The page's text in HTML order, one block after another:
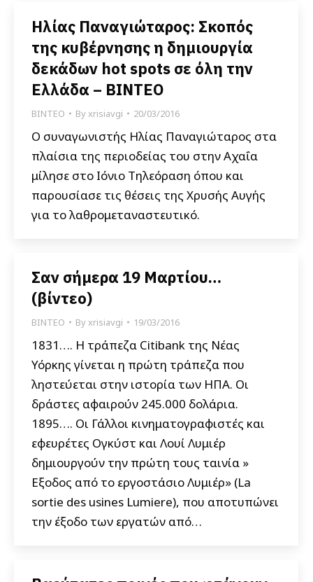
Ηλίας Παναγιώταρος: Σκοπός
της κυβέρνησης η δημιουργία
δεκάδων hot spots σε όλη την
Ελλάδα – BINTEO
ΒΙΝΤΕΟ Byxrisiavgi 20/03/2016
Ο συναγωνιστής Ηλίας Παναγιώταρος στα
πλαίσια της περιοδείας του στην Αχαΐα
μίλησε στο Ιόνιο Τηλεόραση όπου και
παρουσίασε τις θέσεις της Χρυσής Αυγής
για το λαθρομεταναστευτικό.
Σαν σήμερα 19 Μαρτίου…
(βίντεο)
ΒΙΝΤΕΟ Byxrisiavgi 19/03/2016
1831…. Η τράπεζα Citibank της Νέας
Υόρκης γίνεται η πρώτη τράπεζα που
ληστεύεται στην ιστορία των ΗΠΑ. Οι
δράστες αφαιρούν 245.000 δολάρια.
1895…. Οι Γάλλοι κινηματογραφιστές και
εφευρέτες Ογκύστ και Λουί Λυμιέρ
δημιουργούν την πρώτη τους ταινία »
Εξοδος από το εργοστάσιο Λυμιέρ» (La
sortie des usines Lumiere), που αποτυπώνει
την έξοδο των εργατών από…